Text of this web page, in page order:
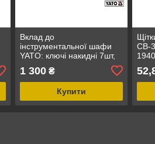
Вклад до
інструментальної шафи
YATO: ключі накидні 7шт,
14х15, 16х17,18х19мм
1 300₴
Купити
СВ-